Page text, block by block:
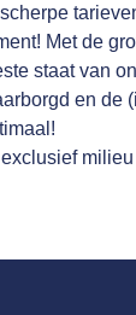
Met de
staat van
en de